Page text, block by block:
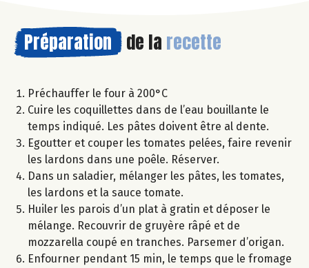
Préparation de la recette
Préchauffer le four à 200°C
Cuire les coquillettes dans de l’eau bouillante le
temps indiqué. Les pâtes doivent être al dente.
Egoutter et couper les tomates pelées, faire revenir
les lardons dans une poêle. Réserver.
Dans un saladier, mélanger les pâtes, les tomates,
les lardons et la sauce tomate.
Huiler les parois d’un plat à gratin et déposer le
mélange. Recouvrir de gruyère râpé et de
mozzarella coupé en tranches. Parsemer d’origan.
Enfourner pendant 15 min, le temps que le fromage